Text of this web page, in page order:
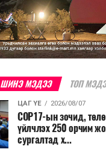
ШИНЭ МЭДЭЭ ТОП
ЦАГ ҮЕ 2026/08/07
COP17-ын зочид,
үйлчлэх 250 орчим
сургалтад х...